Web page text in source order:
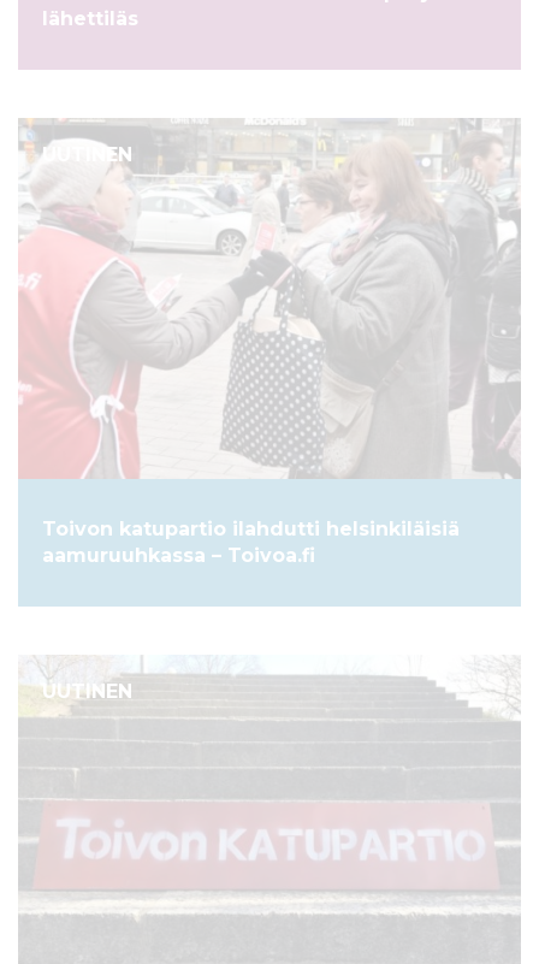
lähettiläs
UUTINEN
Toivon katupartio ilahdutti helsinkiläisiä
aamuruuhkassa – Toivoa.fi
UUTINEN